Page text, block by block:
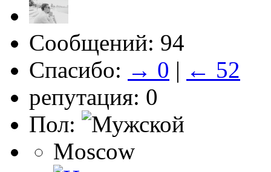
Сообщений: 94
Спасибо: → 0 | ← 52
репутация: 0
Пол:
Moscow